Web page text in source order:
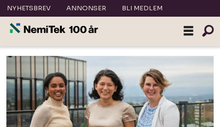
NYHETSBREV ANNONSER BLI MEDLEM